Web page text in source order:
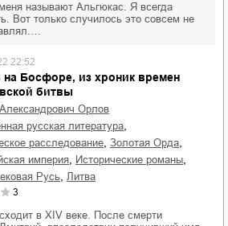
называют Альгюкас. Я всегда
Вот только случилось это совсем не
на Босфоре, из хроник времен
битвы
22:52
Александрович Орлов
русская литература
расследование Золотая Орда
империя исторические романы
Русь Литва
3
в XIV веке. После смерти